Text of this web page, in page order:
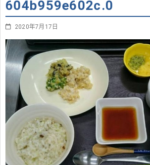
604b959e602c.0
2020年7月17日